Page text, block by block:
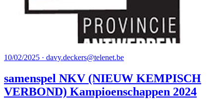
10/02/2025 · davy.deckers@telenet.be
samenspel NKV (NIEUW KEMPISCH
VERBOND) Kampioenschappen 2024